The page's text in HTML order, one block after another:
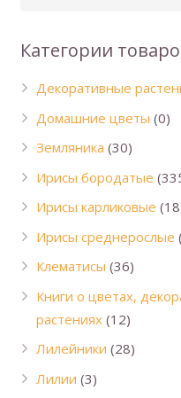
Категории
Декоративные
Домашние цветы (0)
Земляника (30)
Ирисы бородатые
Ирисы карликовые
Ирисы среднерослые
Клематисы (36)
Книги о цветах,
растениях (12)
Лилейники (28)
Лилии (3)